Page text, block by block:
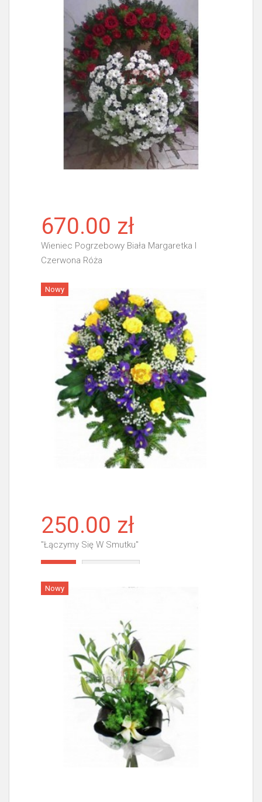
670.00 zł
Wieniec Pogrzebowy Biała Margaretka I
Czerwona Róża
Więcej
Nowy
250.00 zł
"Łączymy Się W Smutku"
Nowy